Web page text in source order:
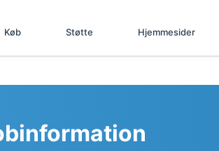
Køb Støtte Hjemmesider